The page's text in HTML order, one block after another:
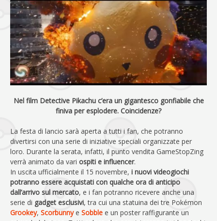
Nel film Detective Pikachu c’era un gigantesco gonfiabile che
finiva per esplodere. Coincidenze?
La festa di lancio sarà aperta a tutti i fan, che potranno
divertirsi con una serie di iniziative speciali organizzate per
loro. Durante la serata, infatti, il punto vendita GameStopZing
verrà animato da vari ospiti e influencer.
In uscita ufficialmente il 15 novembre, i nuovi videogiochi
potranno essere acquistati con qualche ora di anticipo
dall’arrivo sul mercato, e i fan potranno ricevere anche una
serie di gadget esclusivi, tra cui una statuina dei tre Pokémon
Grookey, Scorbunnye Sobble e un poster raffigurante un